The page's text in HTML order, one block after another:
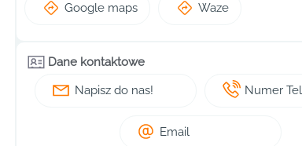
Google maps Waze
Dane kontaktowe
Napisz do nas!
Numer
Email